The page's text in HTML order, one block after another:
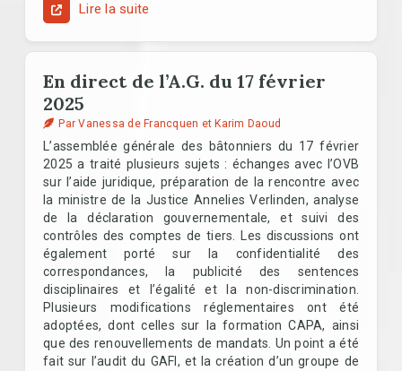
Lire la suite
En direct de l’A.G. du 17 février
2025
Par Vanessa de Francquen et Karim Daoud
L’assemblée générale des bâtonniers du 17 février
2025 a traité plusieurs sujets : échanges avec l’OVB
sur l’aide juridique, préparation de la rencontre avec
la ministre de la Justice Annelies Verlinden, analyse
de la déclaration gouvernementale, et suivi des
contrôles des comptes de tiers. Les discussions ont
également porté sur la confidentialité des
correspondances, la publicité des sentences
disciplinaires et l’égalité et la non-discrimination.
Plusieurs modifications réglementaires ont été
adoptées, dont celles sur la formation CAPA, ainsi
que des renouvellements de mandats. Un point a été
fait sur l’audit du GAFI, et la création d’un groupe de